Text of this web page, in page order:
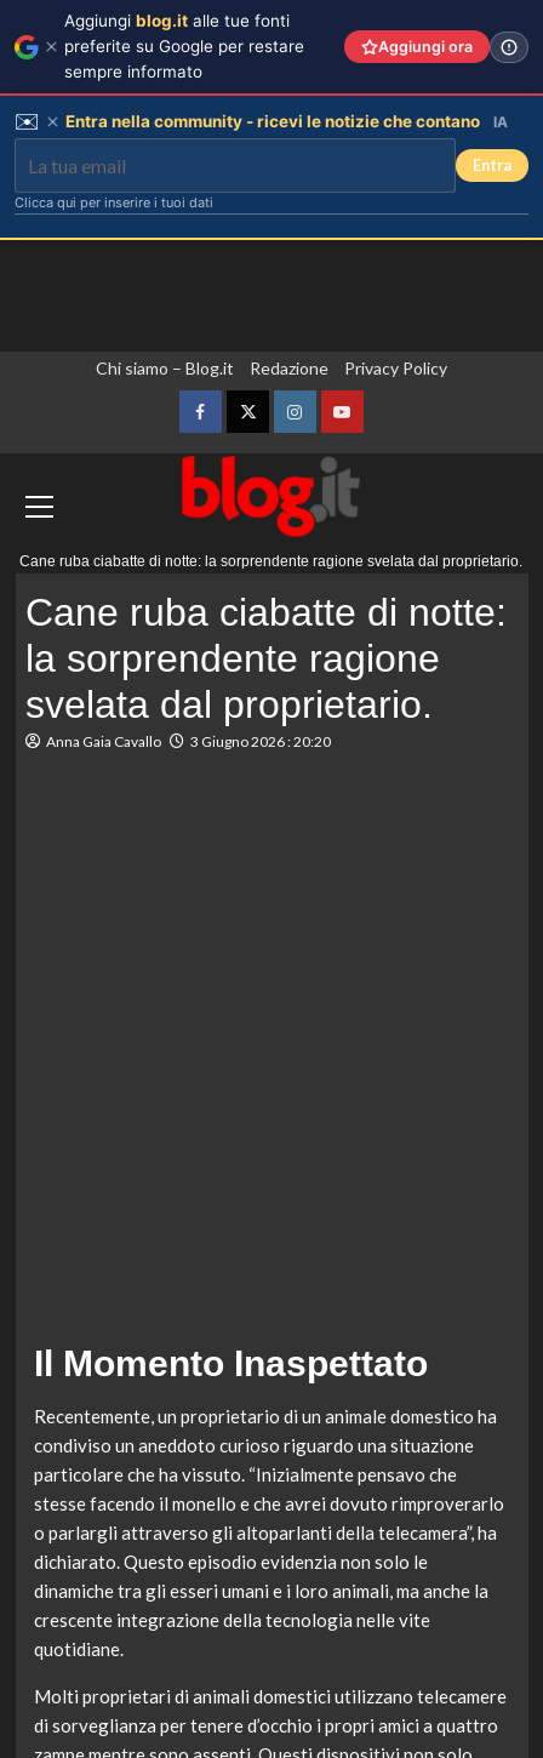
Chi siamo – Blog.it Redazione Privacy Policy
FacebookTwitterInstagramYouTube
Cane ruba ciabatte di notte: la sorprendente ragione svelata dal proprietario.
Cane ruba ciabatte di notte:
la sorprendente ragione
svelata dal proprietario.
Anna Gaia Cavallo 3 Giugno 2026 : 20:20
Il Momento Inaspettato
Recentemente, un proprietario di un animale domestico ha
condiviso un aneddoto curioso riguardo una situazione
particolare che ha vissuto. “Inizialmente pensavo che
stesse facendo il monello e che avrei dovuto rimproverarlo
o parlargli attraverso gli altoparlanti della telecamera”, ha
dichiarato. Questo episodio evidenzia non solo le
dinamiche tra gli esseri umani e i loro animali, ma anche la
crescente integrazione della tecnologia nelle vite
quotidiane.
Molti proprietari di animali domestici utilizzano telecamere
di sorveglianza per tenere d’occhio i propri amici a quattro
Aggiungi blog.it alle tue fonti
preferite su Google per restare
sempre informato
Aggiungi ora
✉️ Entra nella community - ricevi le notizie che contano IA
Entra
Clicca qui per inserire i tuoi dati